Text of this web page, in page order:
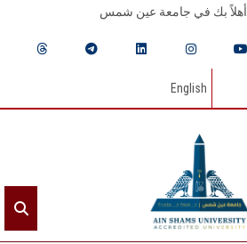
أهلاً بك في جامعة عين شمس
English